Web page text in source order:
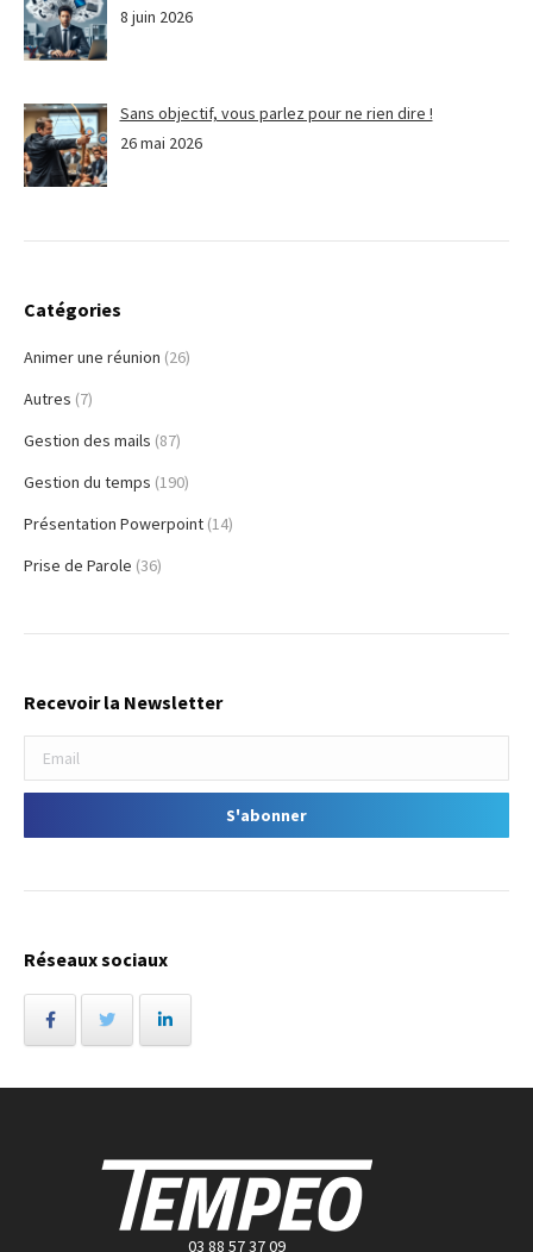
8 juin 2026
Sans objectif, vous parlez pour ne rien dire !
26 mai 2026
Catégories
Animer une réunion (26)
Autres (7)
Gestion des mails (87)
Gestion du temps (190)
Présentation Powerpoint (14)
Prise de Parole (36)
Recevoir la Newsletter
Réseaux sociaux
03 88 57 37 09